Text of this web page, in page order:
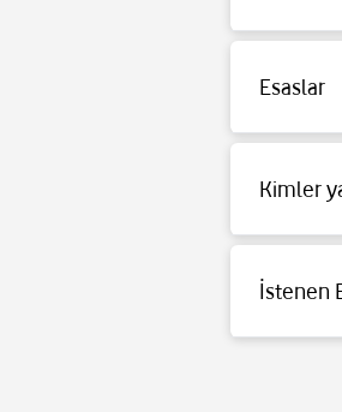
Type-C’den
Esaslar
Detaylı bilgi
Kimler
Detaylı bilgi
İstenen
Detaylı bilgi